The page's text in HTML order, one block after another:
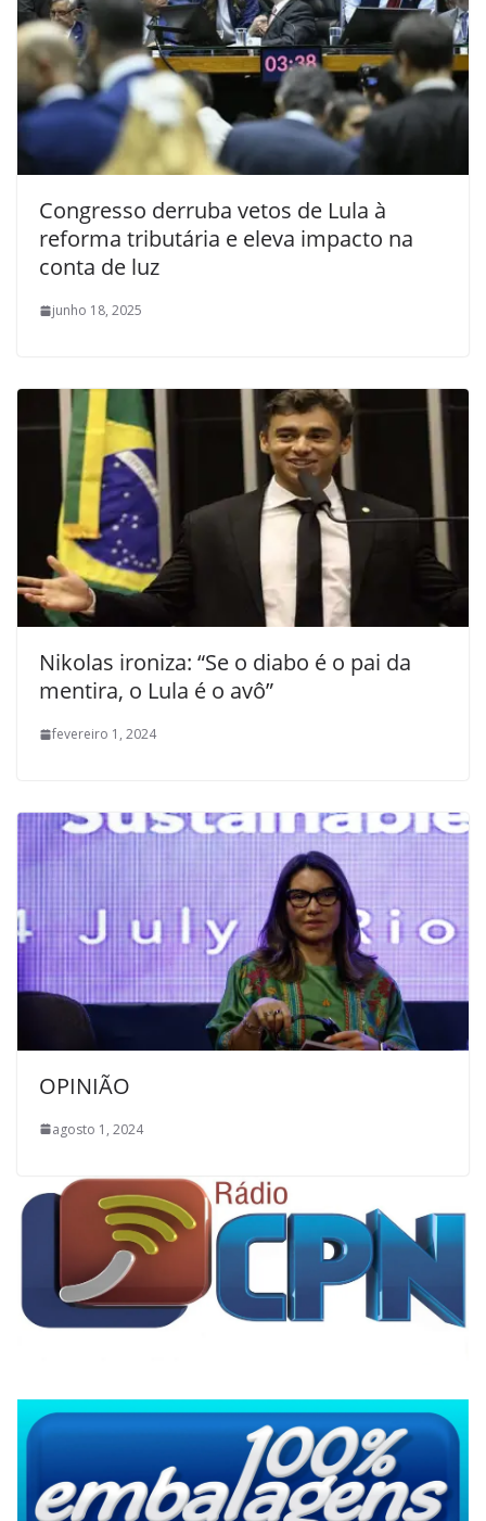
Congresso derruba vetos de Lula à
reforma tributária e eleva impacto na
conta de luz
junho 18, 2025
Nikolas ironiza: “Se o diabo é o pai da
mentira, o Lula é o avô”
fevereiro 1, 2024
OPINIÃO
agosto 1, 2024